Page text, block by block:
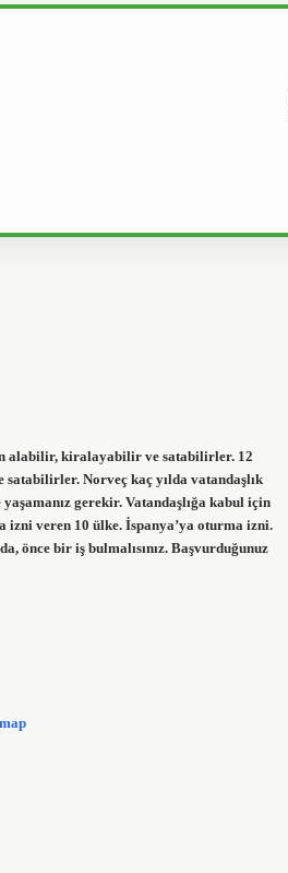
alabilir, kiralayabilir ve satabilirler. 12
Norveç kaç yılda vatandaşlık
gerekir. Vatandaşlığa kabul için
izni veren 10 ülke. İspanya’ya oturma izni.
önce bir iş bulmalısınız. Başvurduğunuz